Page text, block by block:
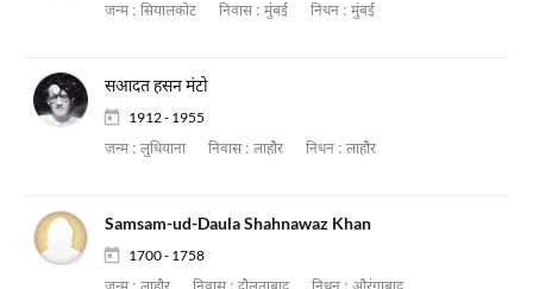
जन्म : सियालकोट निवास : मुंबई निधन : मुंबई
सआदत हसन मंटो
1912 - 1955
जन्म : लुधियाना निवास : लाहौर निधन : लाहौर
Samsam-ud-Daula Shahnawaz Khan
1700 - 1758